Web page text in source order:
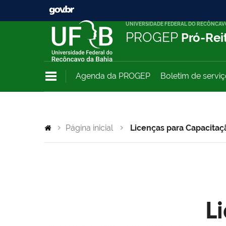
UNIVERSIDADE FEDERAL DO
PROGEP Pró-
Agenda da PROGEP Boletim de
Página inicial Licenças para